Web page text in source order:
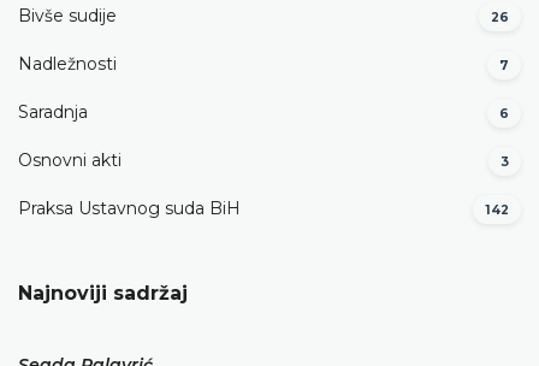
Bivše sudije 26
Nadležnosti 7
Saradnja 6
Osnovni akti 3
Praksa Ustavnog suda BiH 142
Najnoviji sadržaj